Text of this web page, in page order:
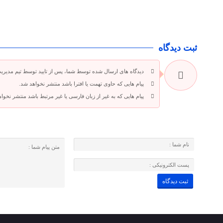
ثبت دیدگاه
دیدگاه های ارسال شده توسط شما، پس از تایید توسط تیم
پیام هایی که حاوی تهمت یا افترا باشد منتشر نخواهد شد.
پیام هایی که به غیر از زبان فارسی یا غیر مرتبط باشد منتشر